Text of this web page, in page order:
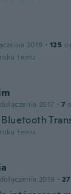
2019 · 125
temu
2017 · 7
temu
2019 · 27